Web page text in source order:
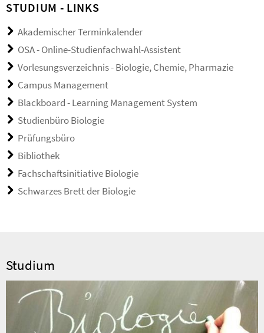
STUDIUM - LINKS
Akademischer Terminkalender
OSA - Online-Studienfachwahl-Assistent
Vorlesungsverzeichnis - Biologie, Chemie, Pharmazie
Campus Management
Blackboard - Learning Management System
Studienbüro Biologie
Prüfungsbüro
Bibliothek
Fachschaftsinitiative Biologie
Schwarzes Brett der Biologie
Studium